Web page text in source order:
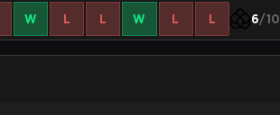
W L L W L L 6/10